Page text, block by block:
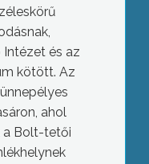
és az
kötött. Az
ahol
a Bolt-tetői